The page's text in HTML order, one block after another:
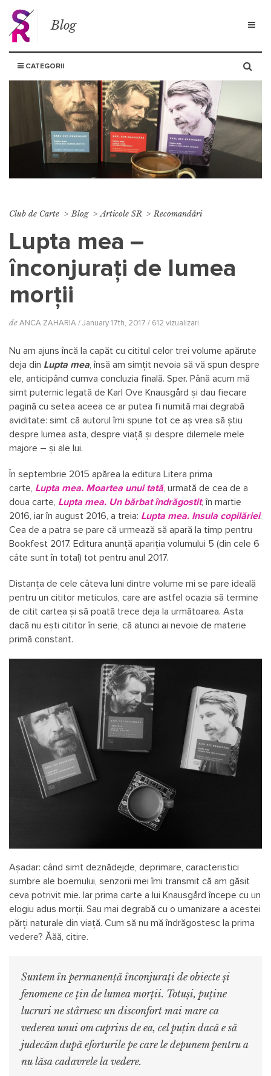
Blog
CATEGORII
Club de Carte Blog Articole SR Recomandări
Lupta mea –
înconjurați de lumea
morții
de ANCA ZAHARIA / January 17th, 2017 / 612 vizualizari
Nu am ajuns încă la capăt cu cititul celor trei volume apărute
deja din Lupta mea , însă am simțit nevoia să vă spun despre
ele, anticipând cumva concluzia finală. Sper. Până acum mă
simt puternic legată de Karl Ove Knausgård și dau fiecare
pagină cu setea aceea ce ar putea fi numită mai degrabă
aviditate: simt că autorul îmi spune tot ce aș vrea să știu
despre lumea asta, despre viață și despre dilemele mele
majore – și ale lui.
În septembrie 2015 apărea la editura Litera prima
carte, Lupta mea. Moartea unui tată, urmată de cea de a
doua carte, Lupta mea. Un bărbat îndrăgostit, în martie
2016, iar în august 2016, a treia: Lupta mea. Insula copilăriei.
Cea de a patra se pare că urmează să apară la timp pentru
Bookfest 2017. Editura anunță apariția volumului 5 (din cele 6
câte sunt în total) tot pentru anul 2017.
Distanța de cele câteva luni dintre volume mi se pare ideală
pentru un cititor meticulos, care are astfel ocazia să termine
de citit cartea și să poată trece deja la următoarea. Asta
dacă nu ești cititor în serie, că atunci ai nevoie de materie
primă constant.
Așadar: când simt deznădejde, deprimare, caracteristici
sumbre ale boemului, senzorii mei îmi transmit că am găsit
ceva potrivit mie. Iar prima carte a lui Knausgård începe cu un
elogiu adus morții. Sau mai degrabă cu o umanizare a acestei
părți naturale din viață. Cum să nu mă îndrăgostesc la prima
vedere? Ăăă, citire.
Suntem în permanență înconjurați de obiecte și
fenomene ce țin de lumea morții. Totuși, puține
lucruri ne stârnesc un disconfort mai mare ca
vederea unui om cuprins de ea, cel puțin dacă e să
judecăm după eforturile pe care le depunem pentru a
nu lăsa cadavrele la vedere.